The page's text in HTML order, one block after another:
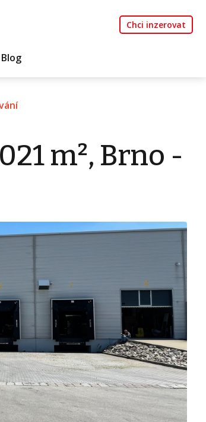
Chci inzerovat
Blog
m², Brno -